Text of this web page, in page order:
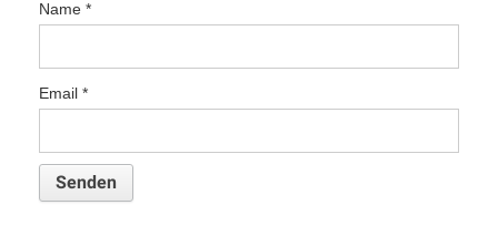
Name *
Email *